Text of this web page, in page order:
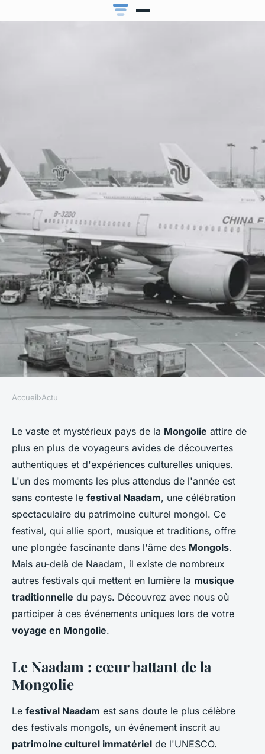
Où participer à un festival de
musique traditionnelle en
Mongolie?
Alexandre•28 juin 2024•6 min de lecture
Accueil›Actu
Le vaste et mystérieux pays de la Mongolie attire de
plus en plus de voyageurs avides de découvertes
authentiques et d'expériences culturelles uniques.
L'un des moments les plus attendus de l'année est
sans conteste le festival Naadam, une célébration
spectaculaire du patrimoine culturel mongol. Ce
festival, qui allie sport, musique et traditions, offre
une plongée fascinante dans l'âme des Mongols.
Mais au-delà de Naadam, il existe de nombreux
autres festivals qui mettent en lumière la musique
traditionnelle du pays. Découvrez avec nous où
participer à ces événements uniques lors de votre
voyage en Mongolie.
Le Naadam : cœur battant de la
Mongolie
Le festival Naadam est sans doute le plus célèbre
des festivals mongols, un événement inscrit au
patrimoine culturel immatériel de l'UNESCO.